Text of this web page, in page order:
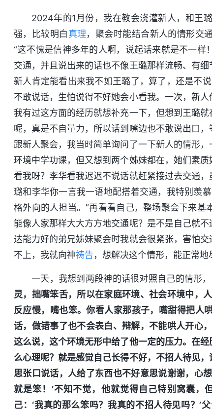
2024年的1月份，我在教会浇灌新人，和王
强，比较明白真理，聚会时能结合新人的情形交
“这不愧是信神多年的人啊，说起话来就是不一
交通，并且说出来的话也不像王璐那样流畅、有
新人肯定能看出来我不如王璐了，算了，还是不
不敢说话，生怕说得不好她会小看我。一次，新人
我有过这方面的经历就想补充一下，但想到王璐
呢，真是不自量力，所以话到嘴边也不敢说出口
跟新人聚会，我当时简单询问了一下新人的情形
环境中学功课，但又想到两个姊妹都在，她们素
看我呀？李华看我迟迟不说话就赶紧接过去交通
璐和李华你一言我一语地配搭着交通，我特别羡
格外向的人担当。”再看看自己，整场聚会下来
能像人家那样大大方方地交通呢？是不是自己就
达能力好的弟兄姊妹聚会时我就会很紧张，害怕
不上，我就向神祷告，想解决这个情形，能正常地
一天，我想到两段神的话很对照自己的情形
灵，拙嘴笨舌，所以在家庭环境、社会环境中，
反应慢，嘴也笨。你看人家那孩子，嘴甜得把人
话，做错事了也不会表白、辩解，不能哄人开心
这么说，这个环境无形中给了他一定的压力。在
么心理呢？就是感觉自己长得不好，不招人待见
思张口说话，人给了东西也不好意思说谢谢，心
就是笨！’不知不觉，他就觉得自己特别窝囊
己：‘我真的那么笨吗？我真的不招人待见吗？’